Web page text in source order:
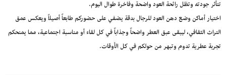
تتأثر جودته وتظل رائحة العود واضحة وفاخرة طوال اليوم.
اختيار أماكن وضع دهن العود للرجال بدقة يضفي على حضوركم طابعاً أصيلاً ويعكس عمق
التراث الثقافي، ليبقى عبق العطر واضحاً وجذاباً في كل لقاء أو مناسبة اجتماعية، مما يمنحكم
تجربة عطرية تدوم وتبهر من حولكم في كل الأوقات.